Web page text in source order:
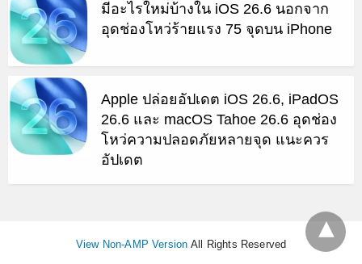
มีอะไรใหม่บ้างใน iOS 26.6 นอกจาก
อุดช่องโหว่ร้ายแรง 75 จุดบน iPhone
Apple ปล่อยอัปเดต iOS 26.6, iPadOS
26.6 และ macOS Tahoe 26.6 อุดช่อง
โหว่ความปลอดภัยหลายจุด แนะควร
อัปเดต
View Non-AMP Version All Rights Reserved